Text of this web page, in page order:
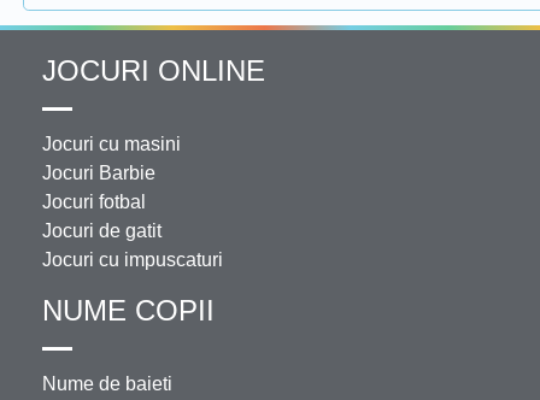
JOCURI ONLINE
Jocuri cu masini
Jocuri Barbie
Jocuri fotbal
Jocuri de gatit
Jocuri cu impuscaturi
NUME COPII
Nume de baieti